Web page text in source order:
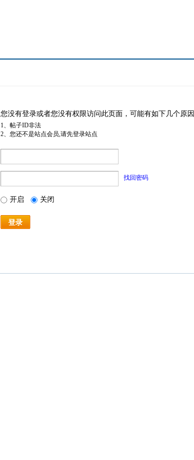
您没有登录或者您没有权限访问此页面，可能有如下几个原因
1、帖子ID非法
2、您还不是站点会员,请先登录站点
找回密码
开启 关闭
登录